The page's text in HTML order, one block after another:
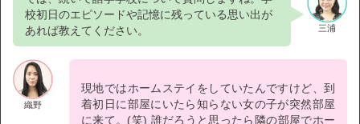
三浦
校初日のエピソードや記憶に残っている思い出が
あれば教えてください。
織野
現地ではホームステイをしていたんですけど、到
着初日に部屋にいたら知らない女の子が突然部屋
に来て。(笑) 誰だろうと思ったら隣の部屋でホー